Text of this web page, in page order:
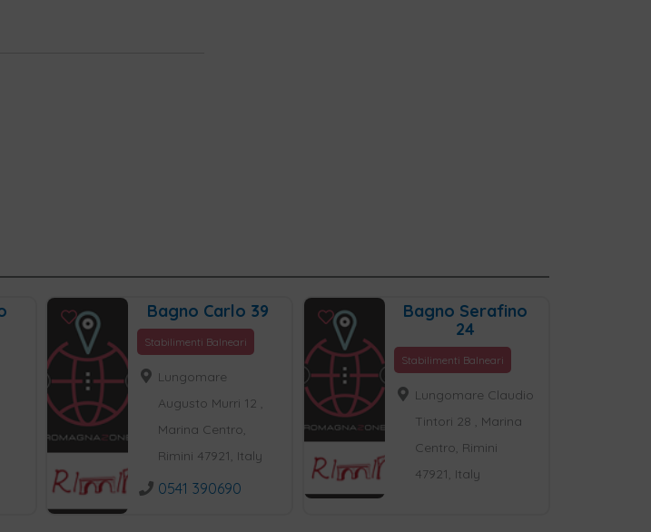
Bagno Carlo 39
Stabilimenti Balneari
Lungomare
Augusto Murri 12 ,
Marina Centro,
Rimini 47921, Italy
0541 390690
Bagno Serafino
24
Stabilimenti Balneari
Lungomare Claudio
Tintori 28 , Marina
Centro, Rimini
47921, Italy